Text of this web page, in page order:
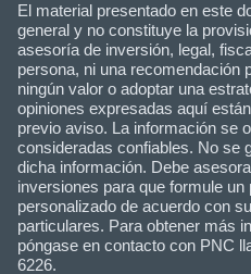
El material presentado en este
general y no constituye la
asesoría de inversión, legal,
persona, ni una recomendación
ningún valor o adoptar una
opiniones expresadas aquí
previo aviso. La información se
consideradas confiables. No se
dicha información. Debe
inversiones para que formule un
personalizado de acuerdo con
particulares. Para obtener más
póngase en contacto con PNC
6226.